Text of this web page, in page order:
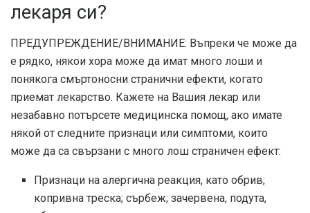
лекаря си?
ПРЕДУПРЕЖДЕНИЕ/ВНИМАНИЕ: Въпреки че може да
е рядко, някои хора може да имат много лоши и
понякога смъртоносни странични ефекти, когато
приемат лекарство. Кажете на Вашия лекар или
незабавно потърсете медицинска помощ, ако имате
някой от следните признаци или симптоми, които
може да са свързани с много лош страничен ефект:
Признаци на алергична реакция, като обрив;
копривна треска; сърбеж; зачервена, подута,